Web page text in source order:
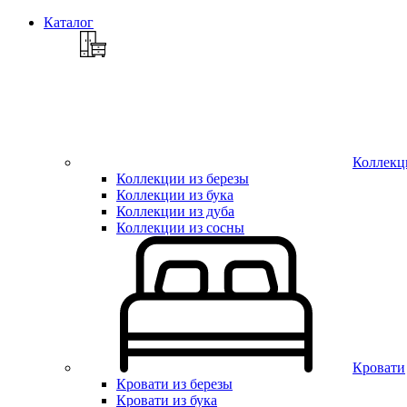
Каталог
Коллекции из березы
Коллекции из бука
Коллекции из дуба
Коллекции из сосны
Кровати
Кровати из березы
Кровати из бука